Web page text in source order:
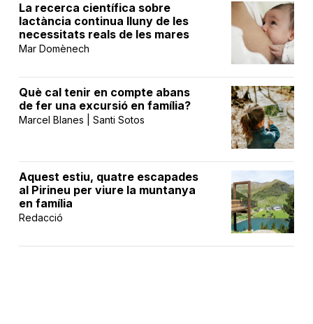
La recerca científica sobre
lactància continua lluny de les
necessitats reals de les mares
Mar Domènech
Què cal tenir en compte abans
de fer una excursió en família?
Marcel Blanes | Santi Sotos
Aquest estiu, quatre escapades
al Pirineu per viure la muntanya
en família
Redacció